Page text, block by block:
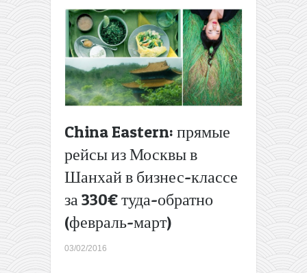
China Eastern: прямые
рейсы из Москвы в
Шанхай в бизнес-классе
за 330€ туда-обратно
(февраль-март)
03/02/2016
от
полеты
Европе
(даже из
актуальных
аренды
(экономия